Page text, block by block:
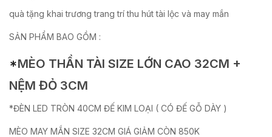
quà tặng khai trương trang trí thu hút tài lộc và may mắn
SẢN PHẨM BAO GỒM :
*MÈO THẦN TÀI SIZE LỚN CAO 32CM +
NỆM ĐỎ 3CM
*ĐÈN LED TRÒN 40CM ĐẾ KIM LOẠI ( CÓ ĐẾ GỖ DÀY )
MÈO MAY MẮN SIZE 32CM GIÁ GIẢM CÒN 850K